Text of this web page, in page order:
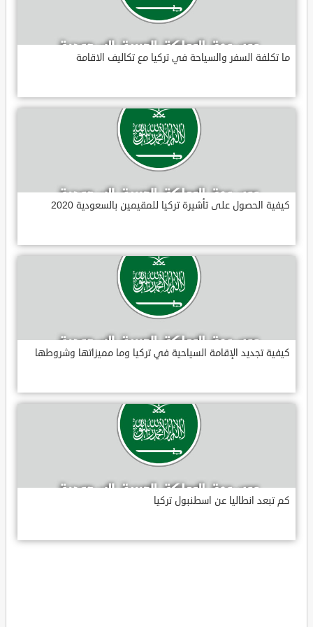
ما تكلفة السفر والسياحة في تركيا مع تكاليف الاقامة
كيفية الحصول على تأشيرة تركيا للمقيمين بالسعودية 2020
كيفية تجديد الإقامة السياحية في تركيا وما مميزاتها وشروطها
كم تبعد انطاليا عن اسطنبول تركيا